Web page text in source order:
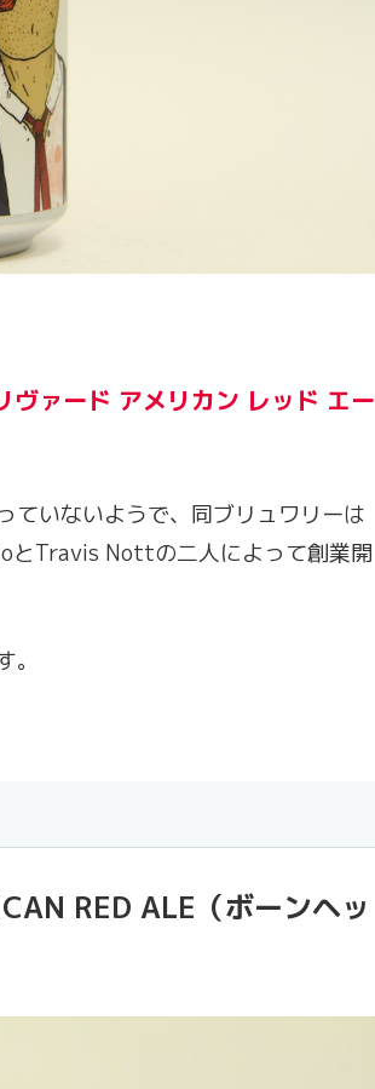
ヴァード アメリカン レッド エー
ていないようで、同ブリュワリーは
とTravis Nottの二人によって創業開
RED ALE（ボーンヘッ